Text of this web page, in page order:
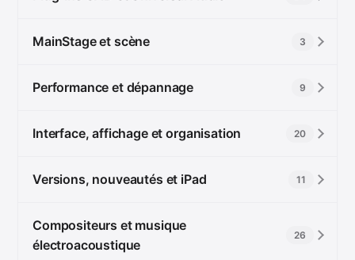
MainStage et scène 3
Performance et dépannage 9
Interface, affichage et organisation 20
Versions, nouveautés et iPad 11
Compositeurs et musique
électroacoustique
26